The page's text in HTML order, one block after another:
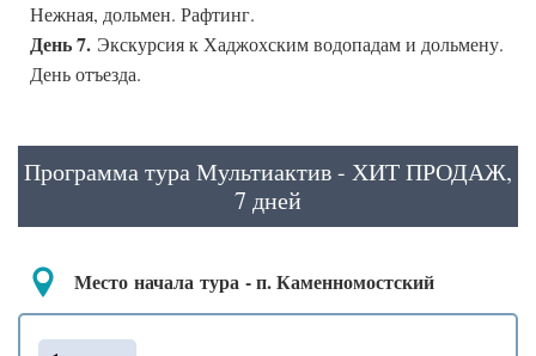
Нежная, дольмен. Рафтинг.
День 7. Экскурсия к Хаджохским водопадам и дольмену.
День отъезда.
Программа тура Мультиактив - ХИТ ПРОДАЖ,
7 дней
Место начала тура - п. Каменномостский